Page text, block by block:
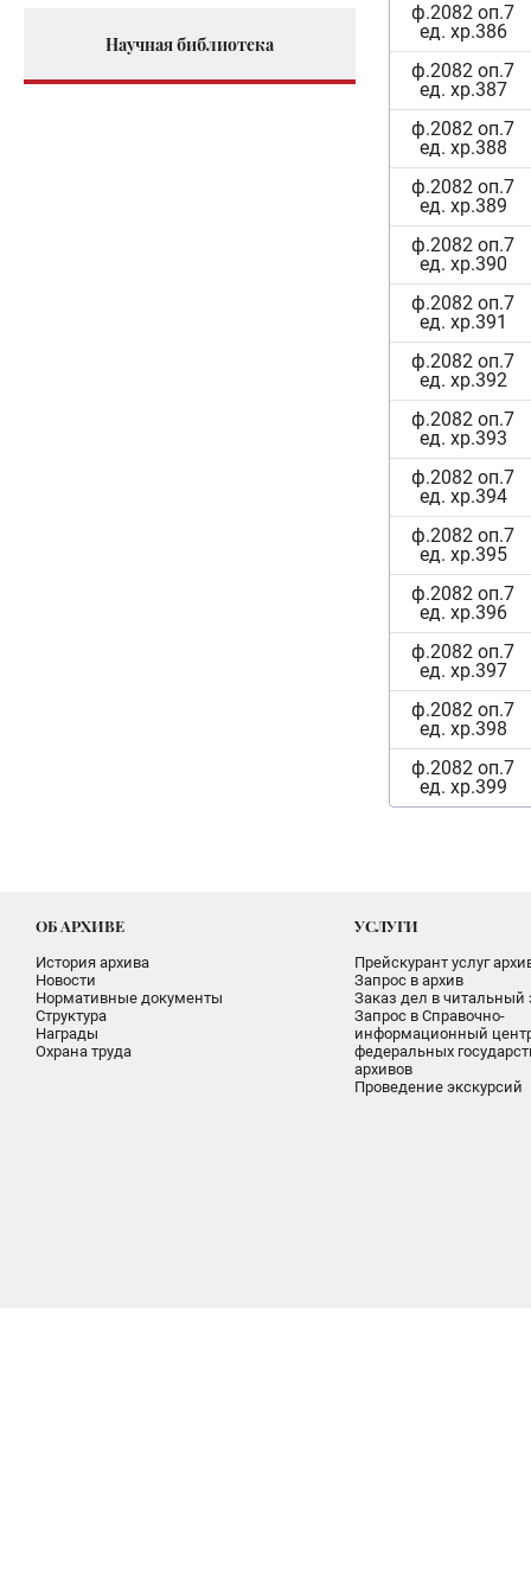
Научная библиотека
ф.2082 оп.7
ед. хр.386
ф.2082 оп.7
ед. хр.387
ф.2082 оп.7
ед. хр.388
ф.2082 оп.7
ед. хр.389
ф.2082 оп.7
ед. хр.390
ф.2082 оп.7
ед. хр.391
ф.2082 оп.7
ед. хр.392
ф.2082 оп.7
ед. хр.393
ф.2082 оп.7
ед. хр.394
ф.2082 оп.7
ед. хр.395
ф.2082 оп.7
ед. хр.396
ф.2082 оп.7
ед. хр.397
ф.2082 оп.7
ед. хр.398
ф.2082 оп.7
ед. хр.399
ОБ АРХИВЕ
История архива
Новости
Нормативные документы
Структура
Награды
Охрана труда
УСЛУГИ
Прейскурант услуг
Запрос в архив
Заказ дел в читальный
Запрос в Справочно-
информационный
федеральных
архивов
Проведение экскурсий